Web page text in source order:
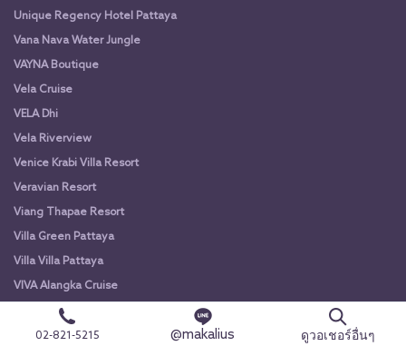
Unique Regency Hotel Pattaya
Vana Nava Water Jungle
VAYNA Boutique
Vela Cruise
VELA Dhi
Vela Riverview
Venice Krabi Villa Resort
Veravian Resort
Viang Thapae Resort
Villa Green Pattaya
Villa Villa Pattaya
VIVA Alangka Cruise
VIVA Alangka Cruise
Vorona Resort
02-821-5215 @makalius ดูวอเชอร์อื่นๆ